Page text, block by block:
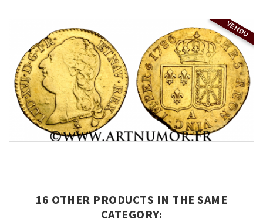
VENDU
16 OTHER PRODUCTS IN THE SAME
CATEGORY: